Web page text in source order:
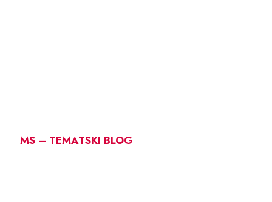
MS – TEMATSKI BLOG